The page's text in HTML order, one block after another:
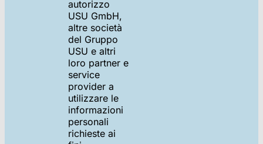
autorizzo
USU GmbH,
altre società
del Gruppo
USU e altri
loro partner e
service
provider a
utilizzare le
informazioni
personali
richieste ai